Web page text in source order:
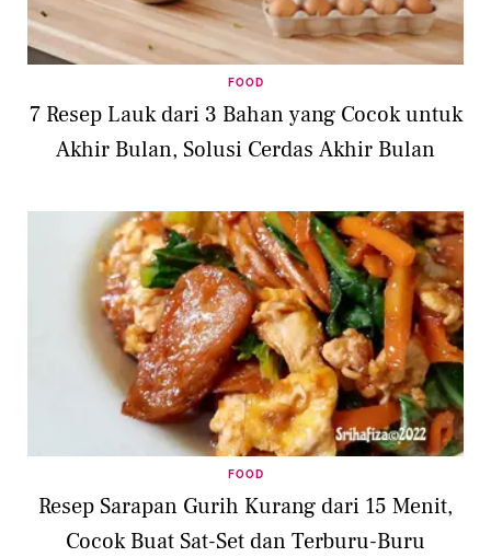
FOOD
7 Resep Lauk dari 3 Bahan yang Cocok untuk
Akhir Bulan, Solusi Cerdas Akhir Bulan
FOOD
Resep Sarapan Gurih Kurang dari 15 Menit,
Cocok Buat Sat-Set dan Terburu-Buru